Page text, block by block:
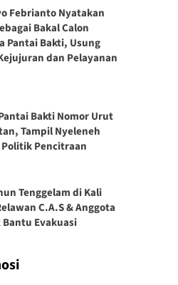
Febrianto Nyatakan
Bakal Calon
Pantai Bakti, Usung
dan Pelayanan
Bakti Nomor Urut
Tampil Nyeleneh
Pencitraan
Tenggelam di Kali
C.A.S & Anggota
Bantu Evakuasi